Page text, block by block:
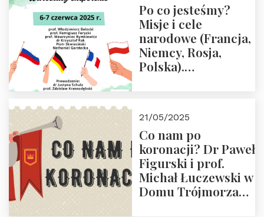
Po co jesteśmy?
Misje i cele
narodowe (Francja,
Niemcy, Rosja,
Polska).
Zapraszamy do
zapisów.
21/05/2025
Co nam po
koronacji? Dr Paweł
Figurski i prof.
Michał Łuczewski w
Domu Trójmorza